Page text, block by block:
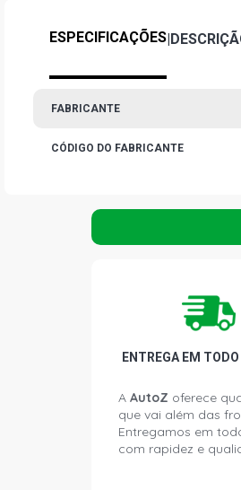
ESPECIFICAÇÕES|
FABRICANTE
CÓDIGO DO FABRICANTE
ENTREGA EM
A AutoZ oferece
que vai além das
Entregamos em
com rapidez e